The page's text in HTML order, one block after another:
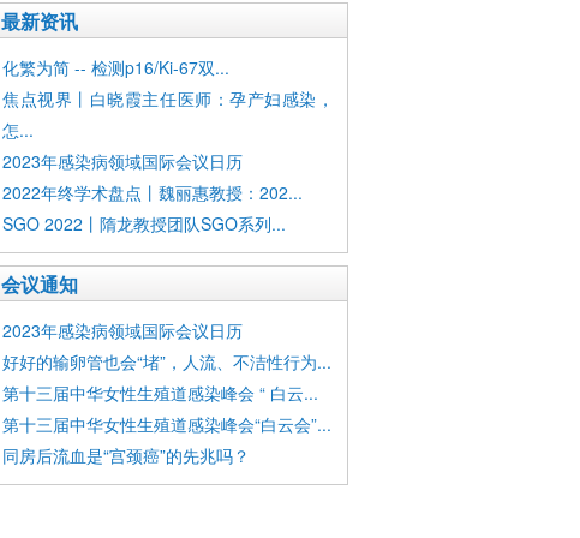
最新资讯
化繁为简 -- 检测p16/Ki-67双...
焦点视界丨白晓霞主任医师：孕产妇感染，
怎...
2023年感染病领域国际会议日历
2022年终学术盘点丨魏丽惠教授：202...
SGO 2022丨隋龙教授团队SGO系列...
会议通知
2023年感染病领域国际会议日历
好好的输卵管也会“堵”，人流、不洁性行为...
第十三届中华女性生殖道感染峰会 “ 白云...
第十三届中华女性生殖道感染峰会“白云会”...
同房后流血是“宫颈癌”的先兆吗？